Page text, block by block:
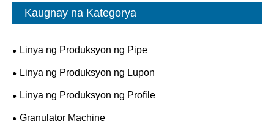
Kaugnay na Kategorya
Linya ng Produksyon ng Pipe
Linya ng Produksyon ng Lupon
Linya ng Produksyon ng Profile
Granulator Machine